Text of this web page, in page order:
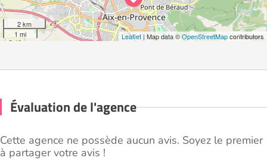
2 km
1 mi
Leaflet | Map data ©OpenStreetMapcontributors
Évaluation de l'agence
Cette agence ne possède aucun avis. Soyez le premier
à partager votre avis !